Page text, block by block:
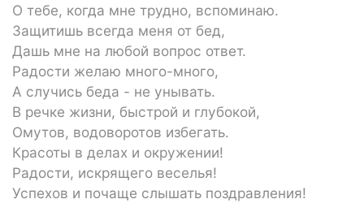
О тебе, когда мне трудно, вспоминаю.
Защитишь всегда меня от бед,
Дашь мне на любой вопрос ответ.
Радости желаю много-много,
А случись беда - не унывать.
В речке жизни, быстрой и глубокой,
Омутов, водоворотов избегать.
Красоты в делах и окружении!
Радости, искрящего веселья!
Успехов и почаще слышать поздравления!